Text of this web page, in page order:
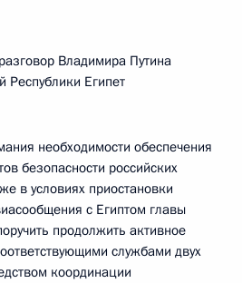
Владимира Путина
Республики Египет
необходимости обеспечения
безопасности российских
в условиях приостановки
с Египтом главы
продолжить активное
службами двух
координации